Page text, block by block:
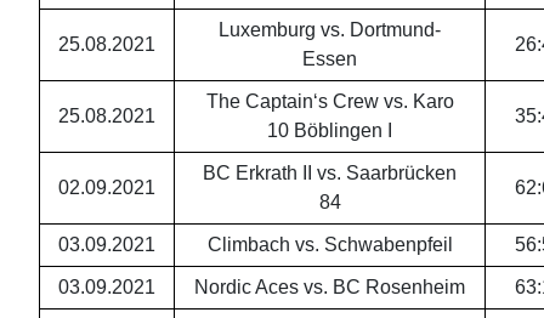
25.08.2021
Luxemburg vs. Dortmund-
Essen
26:
25.08.2021
The Captain‘s Crew vs. Karo
10 Böblingen I
35:
02.09.2021
BC Erkrath II vs. Saarbrücken
84
62:
03.09.2021 Climbach vs. Schwabenpfeil 56:
03.09.2021 Nordic Aces vs. BC Rosenheim 63: